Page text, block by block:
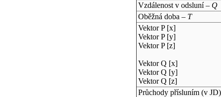
Vzdálenost v odsluní – Q
Oběžná doba – T
Vektor P [x]
Vektor P [y]
Vektor P [z]
Vektor Q [x]
Vektor Q [y]
Vektor Q [z]
Průchody přísluním (v JD)